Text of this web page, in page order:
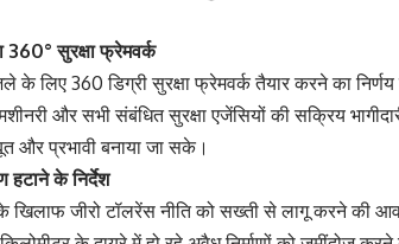
360° सुरक्षा फ्रेमवर्क
के लिए 360 डिग्री सुरक्षा फ्रेमवर्क तैयार करने का
और सभी संबंधित सुरक्षा एजेंसियों की सक्रिय
प्रभावी बनाया जा सके।
हटाने के निर्देश
के खिलाफ जीरो टॉलरेंस नीति को सख्ती से लागू करने की